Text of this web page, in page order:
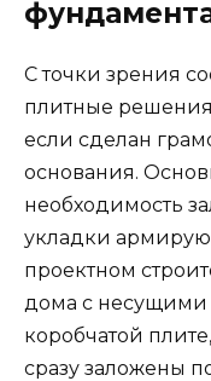
С точки зрения
плитные
если сделан
основания.
необходимость
укладки
проектном
дома с несущими
коробчатой
сразу заложены